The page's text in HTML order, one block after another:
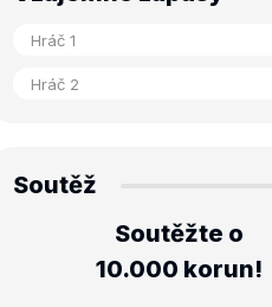
Soutěž
Soutěžte o
10.000 korun!